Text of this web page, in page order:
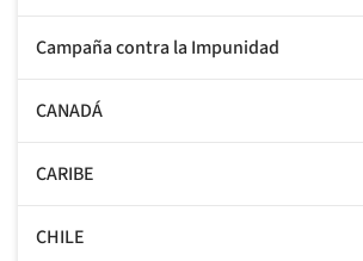
Campaña contra la Impunidad
CANADÁ
CARIBE
CHILE